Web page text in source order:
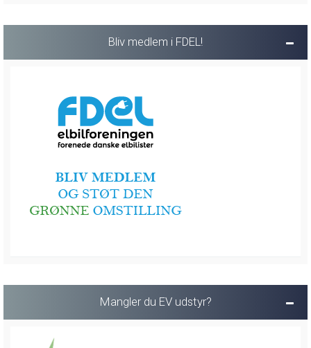
Bliv medlem i FDEL!
Mangler du EV udstyr?